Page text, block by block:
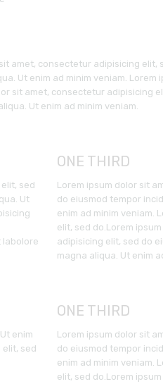
amet, consectetur adipisicing
Ut enim ad minim veniam.
sit amet, consectetur adipisicing
Ut enim ad minim veniam.
sed
Ut
labolore
ONE THIRD
Lorem ipsum dolor sit
do eiusmod tempor
enim ad minim veniam.
elit, sed do.Lorem
adipisicing elit, sed do
magna aliqua. Ut enim
enim
elit, sed
ONE THIRD
Lorem ipsum dolor sit
do eiusmod tempor
enim ad minim veniam.
elit, sed do.Lorem